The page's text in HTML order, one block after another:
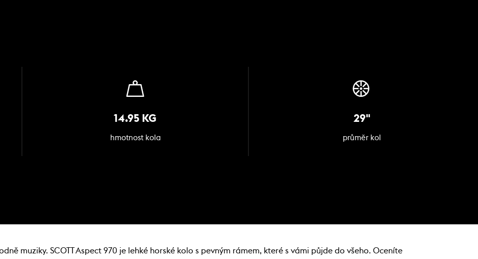
14.95 KG
hmotnost kola
29"
průměr kol
muziky. SCOTT Aspect 970 je lehké horské kolo s pevným rámem, které s vámi půjde do všeho. Oceníte